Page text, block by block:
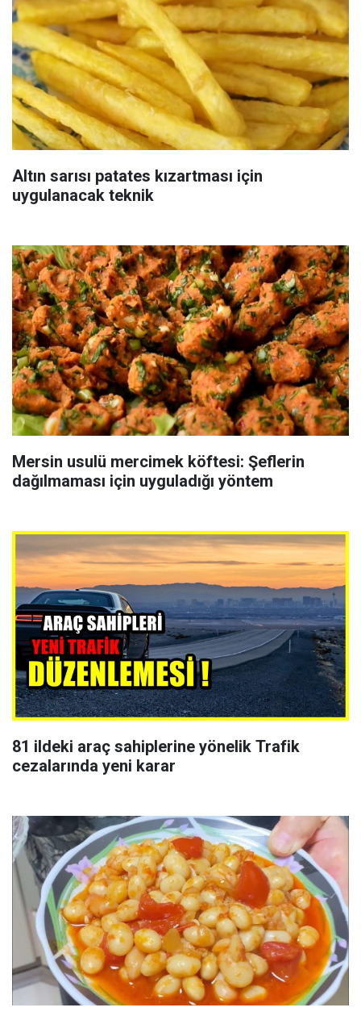
Altın sarısı patates kızartması için
uygulanacak teknik
Mersin usulü mercimek köftesi: Şeflerin
dağılmaması için uyguladığı yöntem
81 ildeki araç sahiplerine yönelik Trafik
cezalarında yeni karar